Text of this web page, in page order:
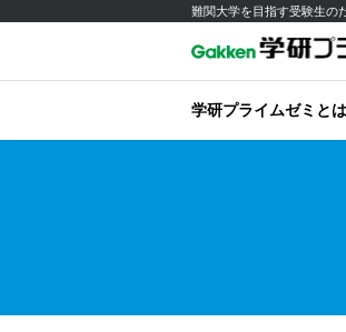
難関大学を目指す受験生の
学研プライムゼミとは